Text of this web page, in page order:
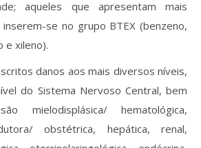
aqueles que apresentam mais
se no grupo BTEX (benzeno,
e xileno).
danos aos mais diversos níveis,
do Sistema Nervoso Central, bem
mielodisplásica/ hematológica,
obstétrica, hepática, renal,